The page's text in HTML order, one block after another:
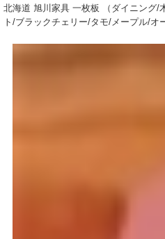
北海道 旭川家具 一枚板 （ダイニング/
ト/ブラックチェリー/タモ/メープル/オ